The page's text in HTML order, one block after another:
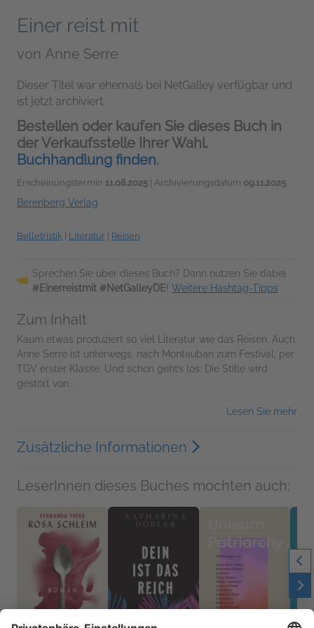
Einer reist mit
von Anne Serre
Dieser Titel war ehemals bei NetGalley verfügbar und
ist jetzt archiviert.
Bestellen oder kaufen Sie dieses Buch in
der Verkaufsstelle Ihrer Wahl.
Buchhandlung finden.
Erscheinungstermin 11.08.2025 | Archivierungsdatum 09.11.2025
Berenberg Verlag
Belletristik | Literatur | Reisen
Sprechen Sie über dieses Buch? Dann nutzen Sie dabei
#Einerreistmit #NetGalleyDE! Weitere Hashtag-Tipps
Zum Inhalt
Kaum etwas produziert so viel Literatur wie das Reisen. Auch
Anne Serre ist unterwegs, nach Montauban zum Festival, per
TGV erster Klasse. Und schon geht’s los: Die Stille wird
gestört von...
Lesen Sie mehr
Zusätzliche Informationen
LeserInnen dieses Buches mochten auch: